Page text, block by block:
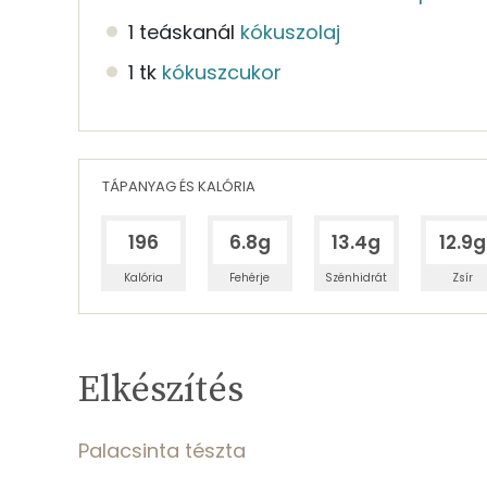
1 teáskanál kókuszolaj
1 tk kókuszcukor
TÁPANYAG ÉS KALÓRIA
196
Kalória
6.8g
Fehérje
13.4g
Szénhidrát
12.9g
Zsír
TÁPANYAGTARTALOM
Elkészítés
Palacsinta tészta